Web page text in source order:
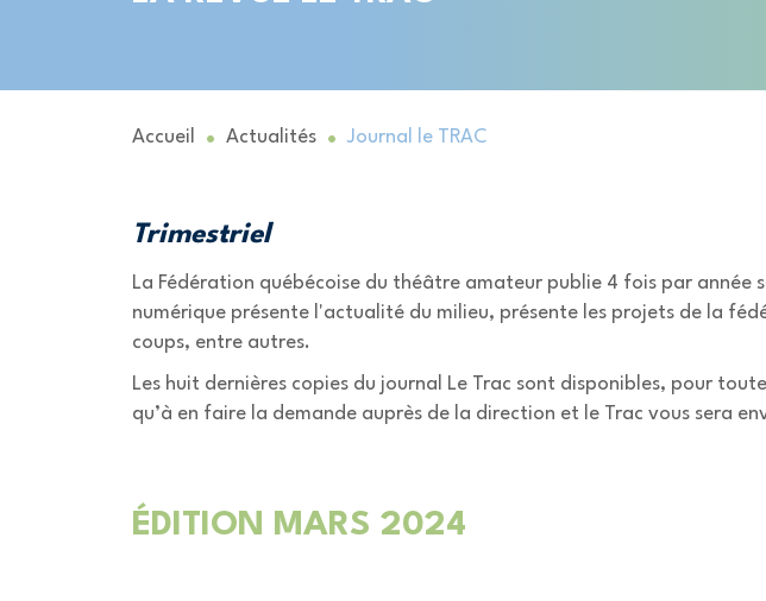
Accueil Actualités Journal le TRAC
Trimestriel
La Fédération québécoise du théâtre amateur publie 4 fois par
numérique présente l'actualité du milieu, présente les projets de la
coups, entre autres.
Les huit dernières copies du journal Le Trac sont disponibles, pour
qu’à en faire la demande auprès de la direction et le Trac vous sera
ÉDITION MARS 2024